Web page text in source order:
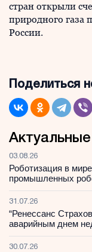
стран открыли
природного газа
России.
Поделиться
03.08.26
Роботизация в
промышленных
31.07.26
“Ренессанс
аварийным днем
30.07.26